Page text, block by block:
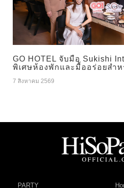
GO HOTEL จับมือ Sukishi
พิเศษห้องพักและมื้ออร่อยสำห
7 สิงหาคม 2569
PARTY